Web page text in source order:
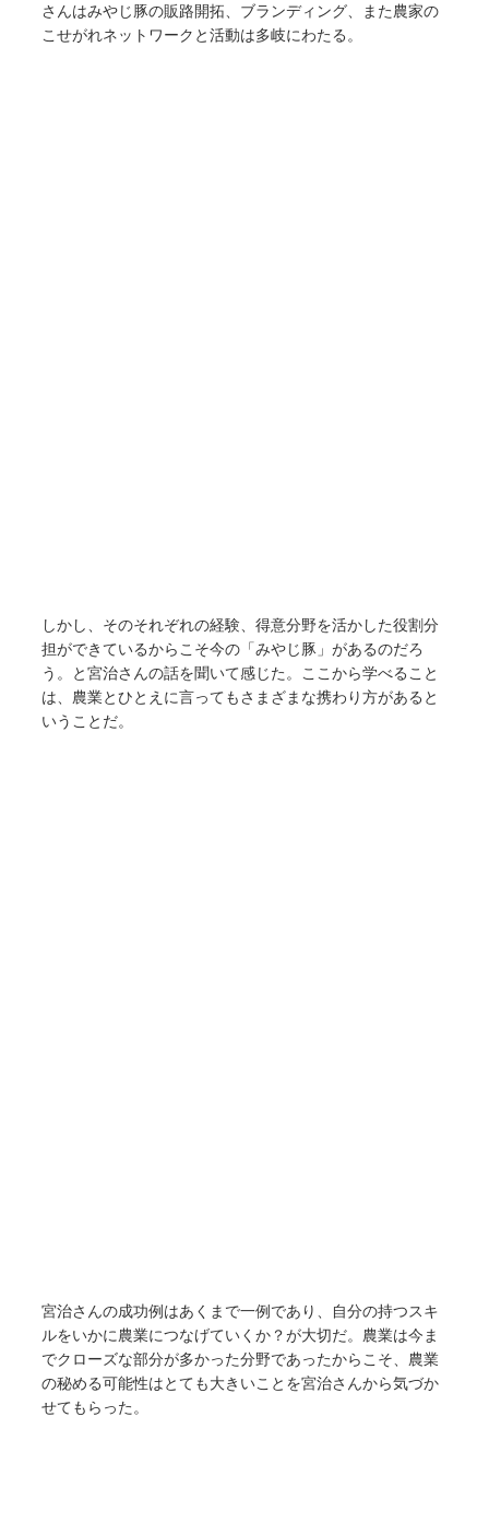
さんはみやじ豚の販路開拓、ブランディング、また農家の
こせがれネットワークと活動は多岐にわたる。
しかし、そのそれぞれの経験、得意分野を活かした役割分
担ができているからこそ今の「みやじ豚」があるのだろ
う。と宮治さんの話を聞いて感じた。ここから学べること
は、農業とひとえに言ってもさまざまな携わり方があると
いうことだ。
宮治さんの成功例はあくまで一例であり、自分の持つスキ
ルをいかに農業につなげていくか？が大切だ。農業は今ま
でクローズな部分が多かった分野であったからこそ、農業
の秘める可能性はとても大きいことを宮治さんから気づか
せてもらった。